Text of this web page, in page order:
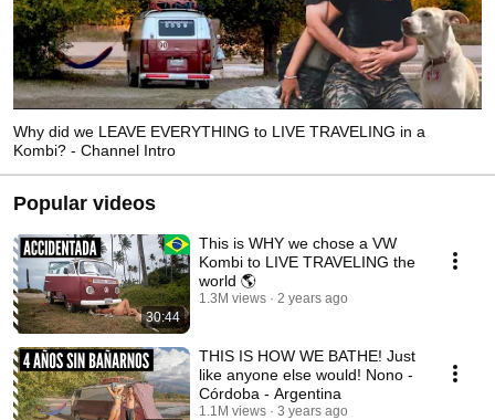
Why did we LEAVE EVERYTHING to LIVE TRAVELING in a
Kombi? - Channel Intro
Popular videos
30:44
This is WHY we chose a VW
Kombi to LIVE TRAVELING the
world 🌎
1.3M views 2 years ago
THIS IS HOW WE BATHE! Just
like anyone else would! Nono -
Córdoba - Argentina
1.1M views 3 years ago